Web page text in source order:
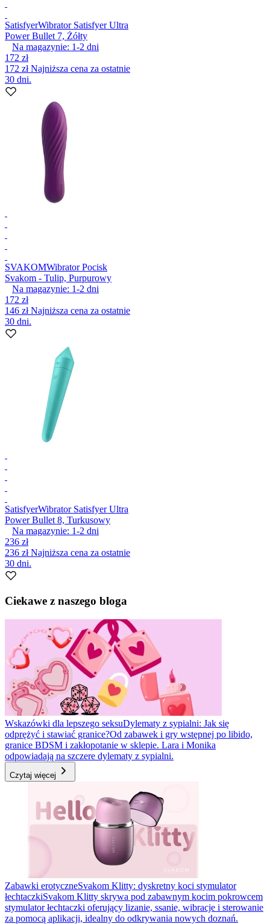
SatisfyerWibrator Satisfyer Ultra
Power Bullet 7, Żółty
Na magazynie: 1-2 dni
172 zł
172 złNajniższa cena za ostatnie
30 dni.
SVAKOMWibrator Pocisk
Svakom - Tulip, Purpurowy
Na magazynie: 1-2 dni
172 zł
146 złNajniższa cena za ostatnie
30 dni.
SatisfyerWibrator Satisfyer Ultra
Power Bullet 8, Turkusowy
Na magazynie: 1-2 dni
236 zł
236 złNajniższa cena za ostatnie
30 dni.
Ciekawe z naszego bloga
Wskazówki dla lepszego seksuDylematy z sypialni: Jak się
odprężyć i stawiać granice?Od zabawek i gry wstępnej po libido,
granice BDSM i zakłopotanie w sklepie. Lara i Monika
odpowiadają na szczere dylematy z sypialni.
Czytaj więcej
Zabawki erotyczneSvakom Klitty: dyskretny koci stymulator
łechtaczkiSvakom Klitty skrywa pod zabawnym kocim pokrowcem
stymulator łechtaczki oferujący lizanie, ssanie, wibracje i sterowanie
za pomocą aplikacji, idealny do odkrywania nowych doznań.